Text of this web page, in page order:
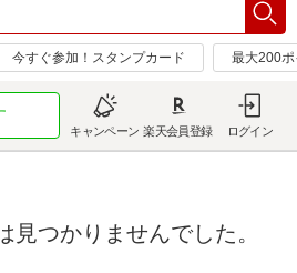
今すぐ参加！スタンプカード 最大200
キャンペーン 楽天会員登録 ログイン
見つかりませんでした。